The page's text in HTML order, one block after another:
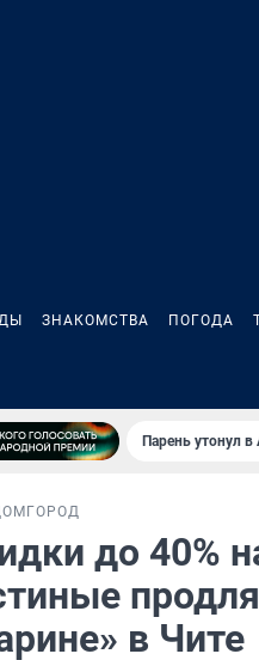
ЗНАКОМСТВА ПОГОДА
Парень утонул в
ГОРОД
до 40%
в Чите